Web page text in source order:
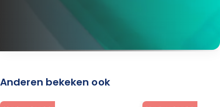
Anderen bekeken ook